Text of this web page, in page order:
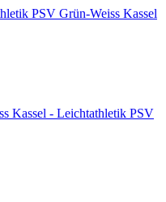
PSV Grün-Weiss Kassel
PSV